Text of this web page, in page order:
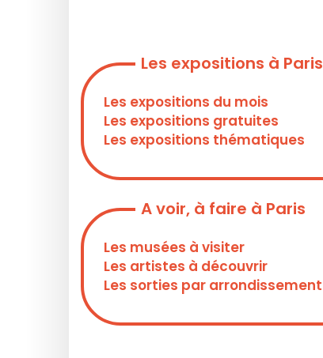
Les expositions à Paris
Les expositions du mois
Les expositions gratuites
Les expositions thématiques
A voir, à faire à Paris
Les musées à visiter
Les artistes à découvrir
Les sorties par arrondissement